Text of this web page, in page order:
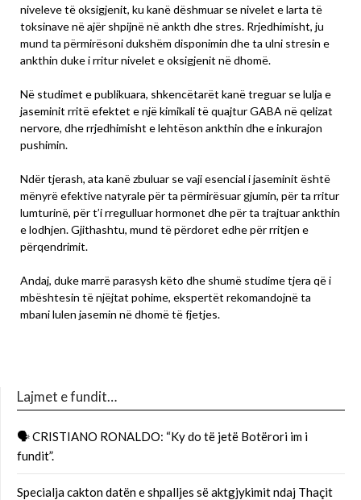
niveleve të oksigjenit, ku kanë dëshmuar se nivelet e larta të
toksinave në ajër shpijnë në ankth dhe stres. Rrjedhimisht, ju
mund ta përmirësoni dukshëm disponimin dhe ta ulni stresin e
ankthin duke i rritur nivelet e oksigjenit në dhomë.
Në studimet e publikuara, shkencëtarët kanë treguar se lulja e
jaseminit rritë efektet e një kimikali të quajtur GABA në qelizat
nervore, dhe rrjedhimisht e lehtëson ankthin dhe e inkurajon
pushimin.
Ndër tjerash, ata kanë zbuluar se vaji esencial i jaseminit është
mënyrë efektive natyrale për ta përmirësuar gjumin, për ta rritur
lumturinë, për t’i rregulluar hormonet dhe për ta trajtuar ankthin
e lodhjen. Gjithashtu, mund të përdoret edhe për rritjen e
përqendrimit.
Andaj, duke marrë parasysh këto dhe shumë studime tjera që i
mbështesin të njëjtat pohime, ekspertët rekomandojnë ta
mbani lulen jasemin në dhomë të fjetjes.
Lajmet e fundit…
🗣 CRISTIANO RONALDO: “Ky do të jetë Botërori im i
fundit”.
Specialja cakton datën e shpalljes së aktgjykimit ndaj Thaçit